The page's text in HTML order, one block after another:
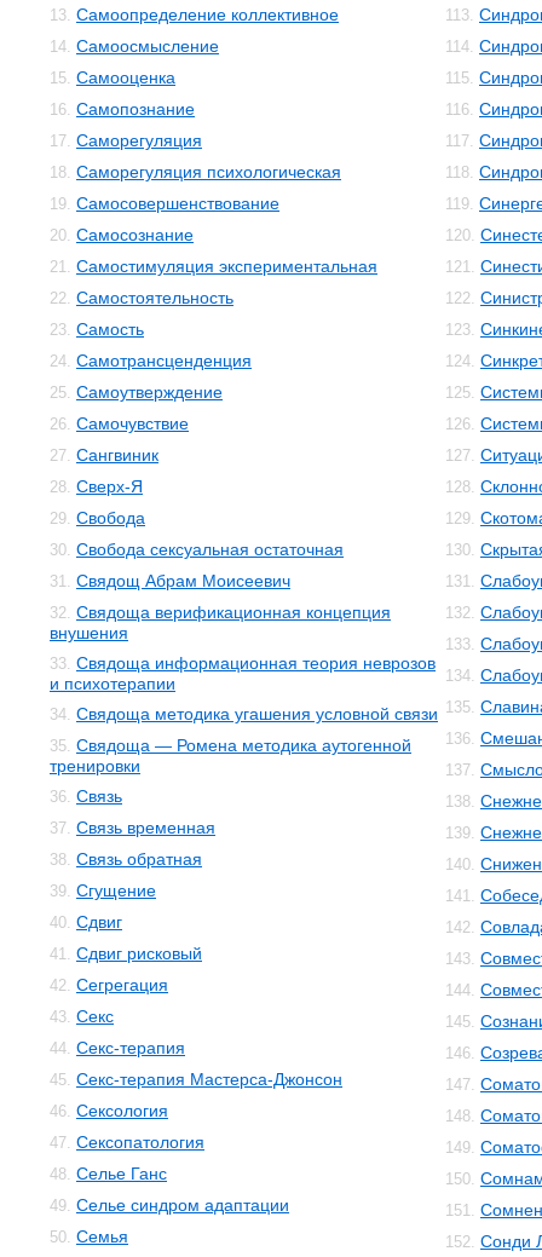
13. Самоопределение коллективное
14. Самоосмысление
15. Самооценка
16. Самопознание
17. Саморегуляция
18. Саморегуляция психологическая
19. Самосовершенствование
20. Самосознание
21. Самостимуляция экспериментальная
22. Самостоятельность
23. Самость
24. Самотрансценденция
25. Самоутверждение
26. Самочувствие
27. Сангвиник
28. Сверх-Я
29. Свобода
30. Свобода сексуальная остаточная
31. Свядощ Абрам Моисеевич
32. Свядоща верификационная концепция
внушения
33. Свядоща информационная теория неврозов
и психотерапии
34. Свядоща методика угашения условной связи
35. Свядоща — Ромена методика аутогенной
тренировки
36. Связь
37. Связь временная
38. Связь обратная
39. Сгущение
40. Сдвиг
41. Сдвиг рисковый
42. Сегрегация
43. Секс
44. Секс-терапия
45. Секс-терапия Мастерса-Джонсон
46. Сексология
47. Сексопатология
48. Селье Ганс
49. Селье синдром адаптации
50. Семья
113.
114.
115.
116.
117.
118.
119.
120.
121.
122.
123.
124.
125.
126.
127.
128.
129.
130.
131.
132.
133.
134.
135.
136.
137.
138.
139.
140.
141.
142.
143.
144.
145.
146.
147.
148.
149.
150.
151.
152. Сонди